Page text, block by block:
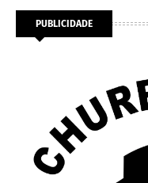
PUBLICIDADE